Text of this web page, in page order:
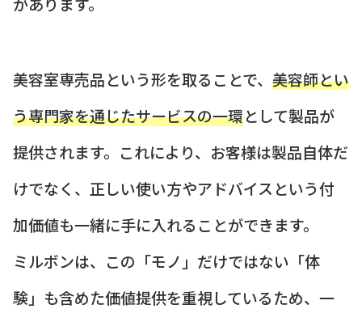
美容室専売品という形を取ることで、 美容師とい
う専門家を通じたサービスの一環として製品が
提供されます。これにより、お客様は製品自体だ
けでなく、正しい使い方やアドバイスという付
加価値も一緒に手に入れることができます。
ミルボンは、この「モノ」だけではない「体
験」も含めた価値提供を重視しているため、一